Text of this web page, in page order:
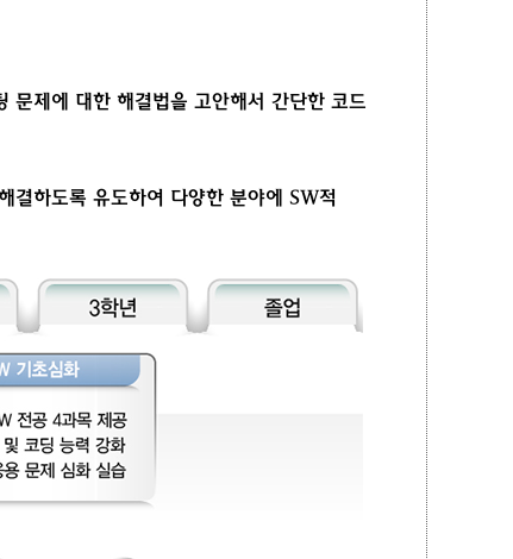
문제에 대한 해결법을 고안해서 간단한 코드
결하도록 유도하여 다양한 분야에 SW적